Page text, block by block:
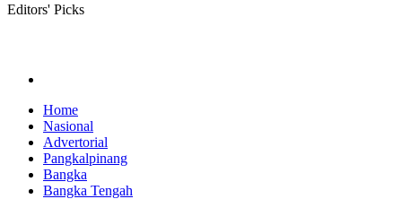
Editors' Picks
Home
Nasional
Advertorial
Pangkalpinang
Bangka
Bangka Tengah